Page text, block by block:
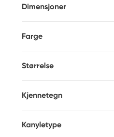
Dimensjoner
Farge
Størrelse
Kjennetegn
Kanyletype